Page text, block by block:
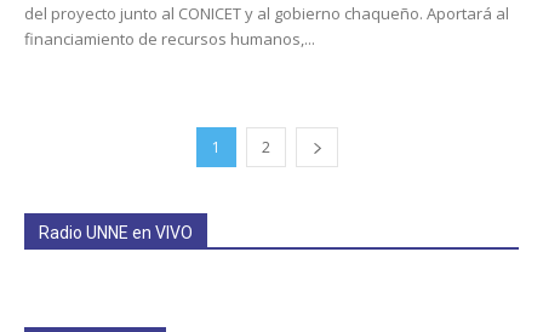
del proyecto junto al CONICET y al gobierno chaqueño. Aportará al
financiamiento de recursos humanos,...
1 2
Radio UNNE en VIVO